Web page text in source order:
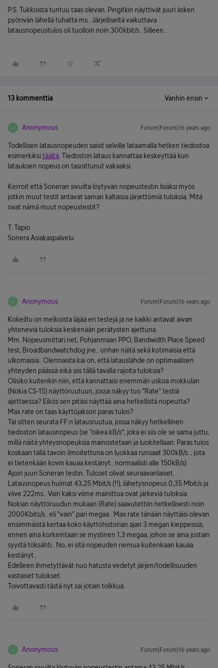
P.S. Tukkoista tuntuu taas olevan. Pingitkin näyttivät juuri äsken
pyörivän lähellä tuhatta ms.. Järjelliseltä vaikuttava
latausnopeustulos oli tuolloin noin 300kbit/s.. Silleen..
13 kommenttia Vanhin ensin
A Anonymous Forum|Forum|16 years ago
Todellisen latausnopeuden saisit selville lataamalla hetken tiedostoa
esimerkiksitäältä . Tiedoston lataus kannattaa keskeyttää kun
latauksen nopeus on tasoittunut vakaaksi.
Kerroit että Soneran sivuilta löytyvän nopeustestin lisäksi myös
jotkin muut testit antavat saman kaltaisia järjettömiä tuloksia. Mitä
ovat nämä muut nopeustestit?
T. Tapio
Sonera Asiakaspalvelu
A Anonymous Forum|Forum|16 years ago
Kokeiltu on melkoista läjää eri testejä ja ne kaikki antavat aivan
yhteneviä tuloksia keskenään perätysten ajettuna.
Mm. Nopeusmittari.net, Pohjanmaan PPO, Bandwidth Place Speed
test, Broadbandwatchdog jne.. onhan näitä sekä kotimaisia että
ulkomaisia.. Olennaista kai on, että latauslähde on optimaalisen
yhteyden päässä eikä siis tällä tavalla rajoita tuloksia?
Olisiko kuitenkin niin, että kannattaisi enemmän uskoa mokkulan
(Nokia CS-15) näyttöruutuun, jossa näkyy tuo "Rate" testiä
ajettaessa? Eikös sen pitäsi näyttää aina hetkellistä nopeutta?
Max.rate on taas käyttöjakson paras tulos?
Tai sitten seurata FF:n latausruutua, jossa näkyy hetkellinen
tiedoston latausnopeus (se "oikea kB/s", joka ei siis ole se sama juttu,
millä näitä yhteysnopeuksia mainostetaan ja luokitellaan. Paras tulos
koskaan tällä tavoin ilmoitettuna on luokkaa runsaat 300kB/s. , jota
ei tietenkään kovin kauaa kestänyt.. normaalisti alle 150kB/s)
Ajoin juuri Soneran testin. Tuloset olivat seuraavanlaiset.
Latausnopeus huimat 43,25 Mbit/s (!!), lähetysnopeus 0,35 Mbit/s ja
viive 222ms.. Vain kaksi viime mainittua ovat järkeviä tuloksia.
Nokian näyttöruudun mukaan (Rate) saavutettiin hetkellisesti noin
2000Kbits/s.. eli "vain" pari megaa.. Max.rate tänään näyttäisi olevan
ensimmäistä kertaa koko käyttöhistorian ajan 3 megan kieppeissä;
ennen aina korkeintaan se mystinen 1,3 megaa, johon se aina jostain
syystä töksähti.. No, ei sitä nopeuden riemua kuitenkaan kauaa
kestänyt..
Edelleen ihmetyttävät nuo hatusta vedetyt järjen/todellisuuden
vastaiset tulokset.
Toivottavasti tästä nyt sai jotain tolkkua.
A Anonymous Forum|Forum|16 years ago